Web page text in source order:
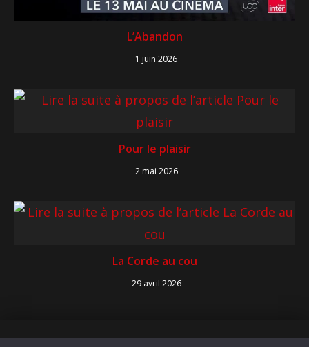
L’Abandon
1 juin 2026
Pour le plaisir
2 mai 2026
La Corde au cou
29 avril 2026